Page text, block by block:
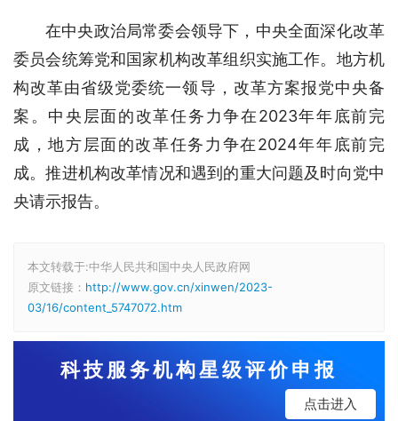
在中央政治局常委会领导下，中央全面深化改革
委员会统筹党和国家机构改革组织实施工作。地方机
构改革由省级党委统一领导，改革方案报党中央备
案。中央层面的改革任务力争在2023年年底前完
成，地方层面的改革任务力争在2024年年底前完
成。推进机构改革情况和遇到的重大问题及时向党中
央请示报告。
本文转载于:中华人民共和国中央人民政府网
原文链接： http://www.gov.cn/xinwen/2023-
03/16/content_5747072.htm
科技服务机构星级评价申报
点击进入